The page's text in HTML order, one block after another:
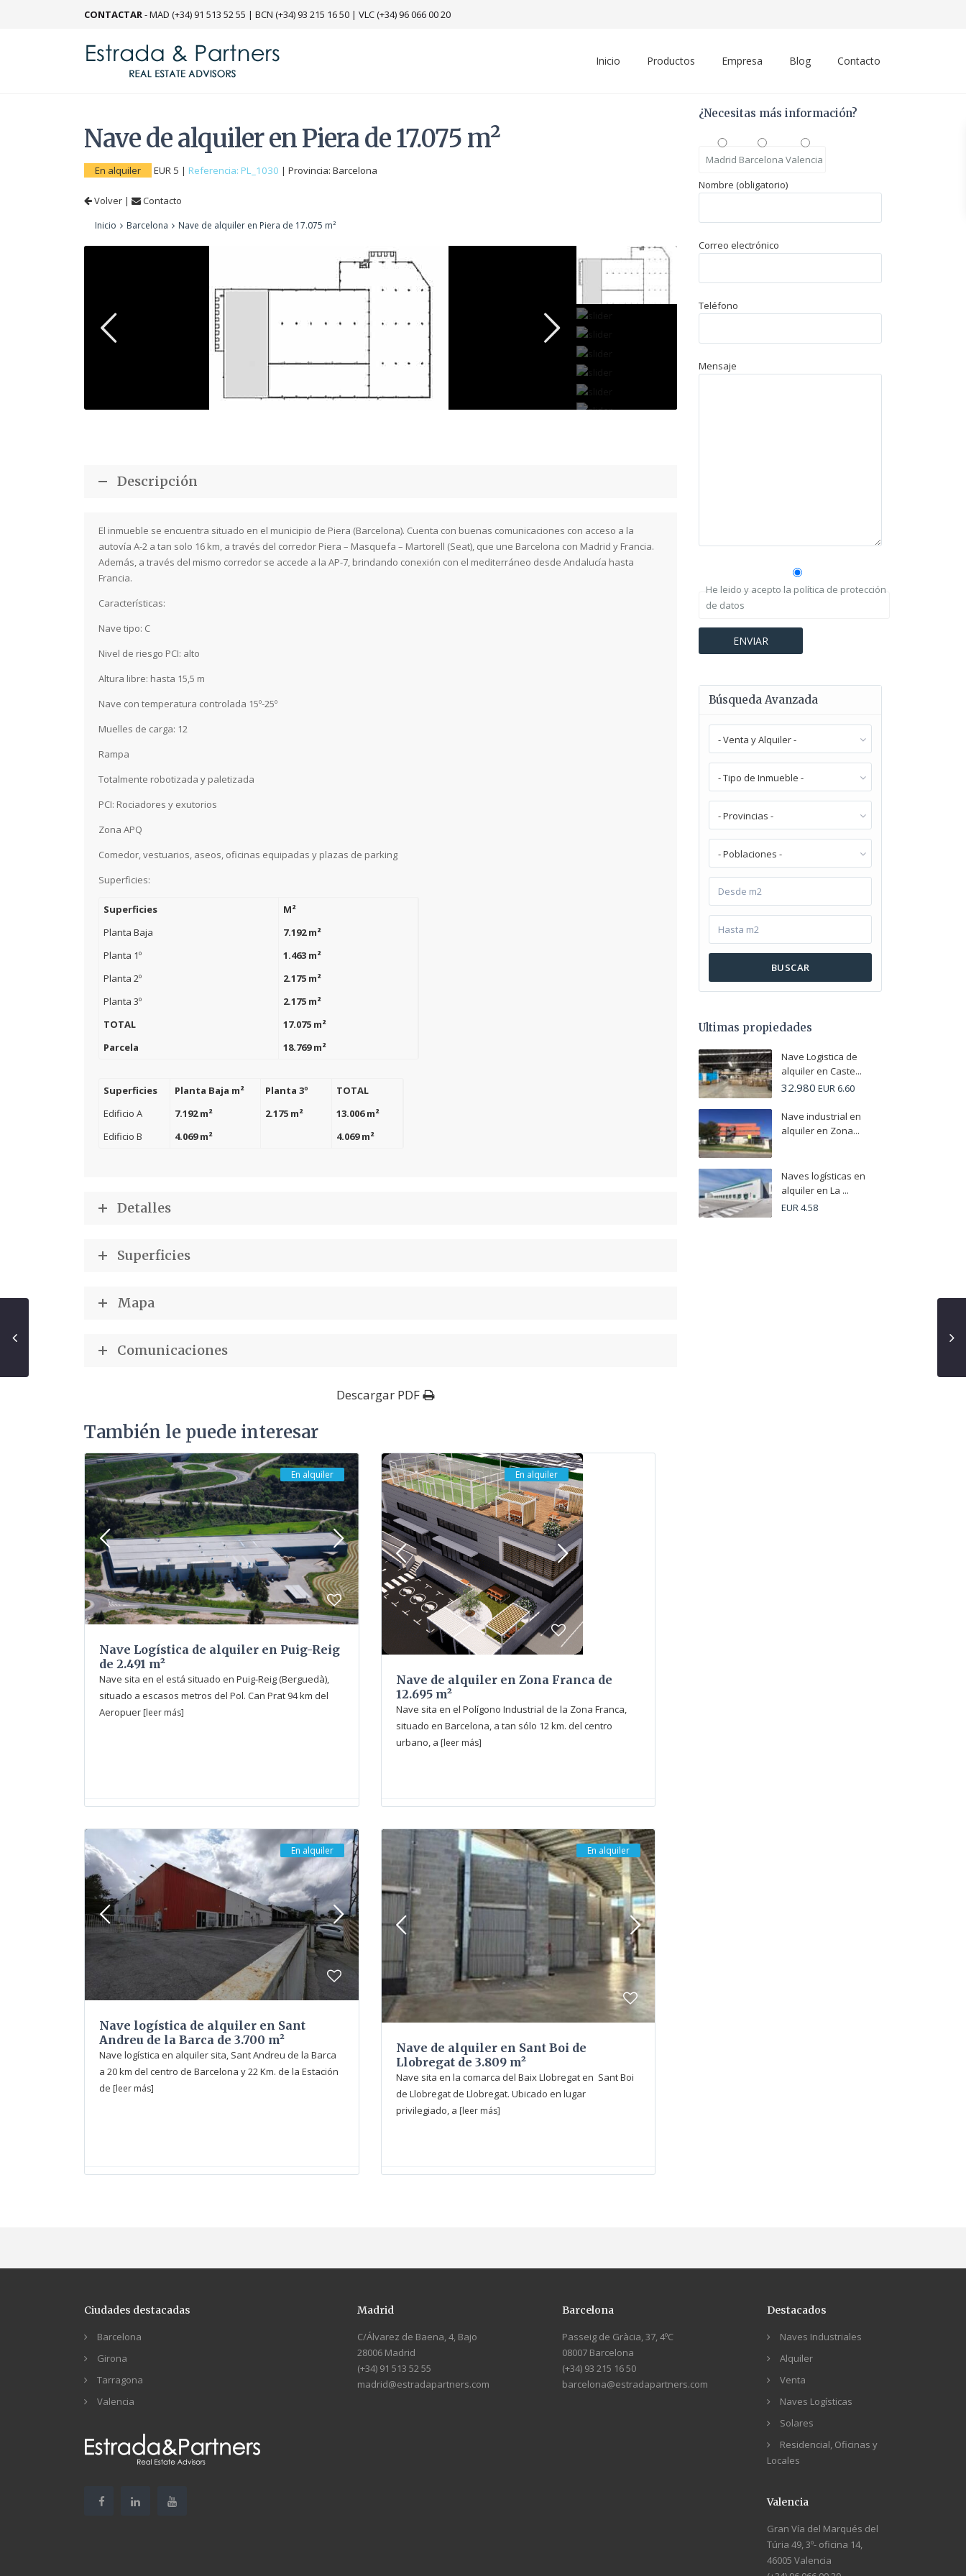
CONTACTAR-MAD (+34) 91 513 52 55 | BCN (+34) 93 215 16 50 | VLC (+34) 96 066 00 20
Inicio Productos Empresa Blog Contacto
Nave de alquiler en Piera de 17.075 m²
En alquiler EUR 5 | Referencia: PL_1030 | Provincia: Barcelona
Volver | Contacto
Inicio Barcelona Nave de alquiler en Piera de 17.075 m²
Descripción
El inmueble se encuentra situado en el municipio de Piera (Barcelona). Cuenta con buenas comunicaciones con acceso a la
autovía A-2 a tan solo 16 km, a través del corredor Piera – Masquefa – Martorell (Seat), que une Barcelona con Madrid y Francia.
Además, a través del mismo corredor se accede a la AP-7, brindando conexión con el mediterráneo desde Andalucía hasta
Francia.
Características:
Nave tipo: C
Nivel de riesgo PCI: alto
Altura libre: hasta 15,5 m
Nave con temperatura controlada 15º-25º
Muelles de carga: 12
Rampa
Totalmente robotizada y paletizada
PCI: Rociadores y exutorios
Zona APQ
Comedor, vestuarios, aseos, oficinas equipadas y plazas de parking
Superficies:
Superficies
M²
Planta Baja
7.192 m²
Planta 1º
1.463 m²
Planta 2º
2.175 m²
Planta 3º
2.175 m²
TOTAL
17.075 m²
Parcela
18.769 m²
Superficies Planta Baja m² Planta 3º
TOTAL
Edificio A
7.192 m² 2.175 m²
13.006 m²
Edificio B
4.069 m² 4.069 m²
Detalles
Superficies
Mapa
Comunicaciones
Descargar PDF
También le puede interesar
En alquiler
Nave Logística de alquiler en Puig-Reig
de 2.491 m²
Nave sita en el está situado en Puig-Reig (Berguedà),
situado a escasos metros del Pol. Can Prat 94 km del
Aeropuer [leer más]
En alquiler
Nave de alquiler en Zona Franca de
12.695 m²
Nave sita en el Polígono Industrial de la Zona Franca,
situado en Barcelona, a tan sólo 12 km. del centro
urbano, a [leer más]
En alquiler
Nave logística de alquiler en Sant
Andreu de la Barca de 3.700 m²
Nave logística en alquiler sita, Sant Andreu de la Barca
a 20 km del centro de Barcelona y 22 Km. de la Estación
de [leer más]
En alquiler
Nave de alquiler en Sant Boi de
Llobregat de 3.809 m²
Nave sita en la comarca del Baix Llobregat en Sant Boi
de Llobregat de Llobregat. Ubicado en lugar
privilegiado, a [leer más]
¿Necesitas más información?
Madrid Barcelona Valencia
Nombre (obligatorio)
Correo electrónico
Teléfono
Mensaje
He leido y acepto la política de protección
de datos
Búsqueda Avanzada
- Venta y Alquiler -
- Tipo de Inmueble -
- Provincias -
- Poblaciones -
BUSCAR
Ultimas propiedades
Nave Logistica de
alquiler en Caste...
32.980 EUR 6.60
Nave industrial en
alquiler en Zona...
Naves logísticas en
alquiler en La ...
EUR 4.58
Ciudades destacadas
Barcelona
Girona
Tarragona
Valencia
Madrid
C/Álvarez de Baena, 4, Bajo
28006 Madrid
(+34) 91 513 52 55
madrid@estradapartners.com
Barcelona
Passeig de Gràcia, 37, 4ºC
08007 Barcelona
(+34) 93 215 16 50
barcelona@estradapartners.com
Destacados
Naves Industriales
Alquiler
Venta
Naves Logísticas
Solares
Residencial, Oficinas y
Locales
Valencia
Gran Vía del Marqués del
Túria 49, 3º- oficina 14,
46005 Valencia